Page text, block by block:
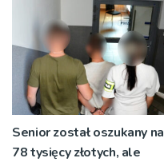
Senior został oszukany na
78 tysięcy złotych, ale